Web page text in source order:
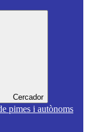
Cercador